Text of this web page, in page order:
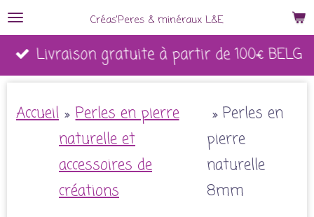
Passer
Créas'Peres & minéraux L&E
Livraison gratuite à partir de 100€ BELG
Accueil » Perles en pierre
naturelle et
accessoires de
créations
» Perles en
pierre
naturelle
8mm